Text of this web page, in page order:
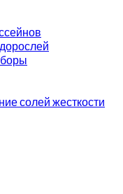
солей жесткости